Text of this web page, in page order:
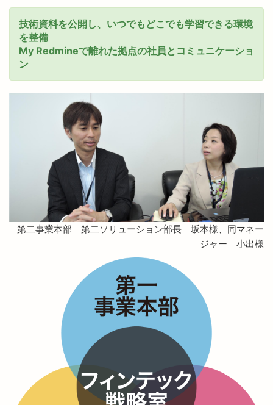
技術資料を公開し、いつでもどこでも学習できる環境
を整備
My Redmineで離れた拠点の社員とコミュニケーショ
ン
第二事業本部 第二ソリューション部長 坂本様、同マネー
ジャー 小出様